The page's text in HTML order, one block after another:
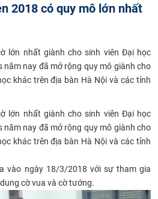
2018 có quy mô lớn nhất
lớn nhất giành cho sinh viên Đại học
năm nay đã mở rộng quy mô giành cho
khác trên địa bàn Hà Nội và các tỉnh
lớn nhất giành cho sinh viên Đại học
năm nay đã mở rộng quy mô giành cho
khác trên địa bàn Hà Nội và các tỉnh
vào ngày 18/3/2018 với sự tham gia
cờ vua và cờ tướng.